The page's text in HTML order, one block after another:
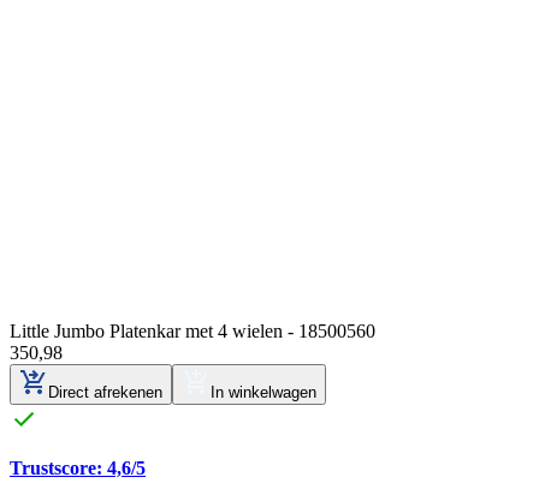
Little Jumbo Platenkar met 4 wielen - 18500560
350,98
Direct afrekenen In winkelwagen
Trustscore: 4,6/5